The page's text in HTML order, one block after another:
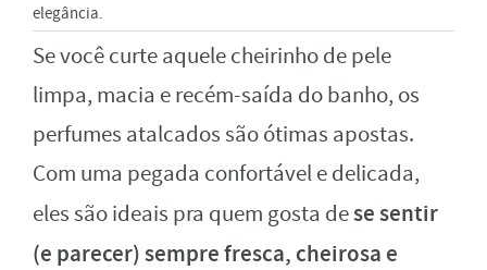
elegância.
Se você curte aquele cheirinho de pele
limpa, macia e recém-saída do banho, os
perfumes atalcados são ótimas apostas.
Com uma pegada confortável e delicada,
eles são ideais pra quem gosta dese sentir
(e parecer) sempre fresca, cheirosa e